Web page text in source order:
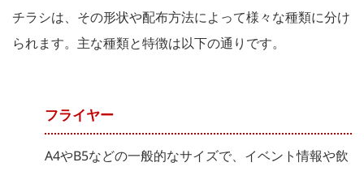
チラシは、その形状や配布方法によって様々な種類に分け
られます。主な種類と特徴は以下の通りです。
フライヤー
A4やB5などの一般的なサイズで、イベント情報や飲